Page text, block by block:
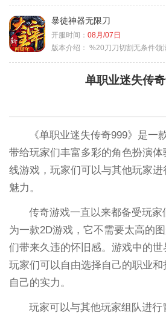
暴徒神器无限刀
开服时间： 08月/07日
版本介绍： %20刀刀切割无条件领
单职业迷失传
《单职业迷失传奇999》是一
带给玩家们丰富多彩的角色扮演
线游戏，玩家们可以与其他玩家
魅力。
传奇游戏一直以来都备受玩
为一款2D游戏，它不需要太高的
们带来久违的怀旧感。游戏中的世
玩家们可以自由选择自己的职业
自己的实力。
玩家可以与其他玩家组队进行